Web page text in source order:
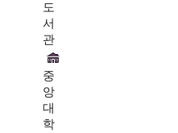
도
서
관
중
앙
대
학